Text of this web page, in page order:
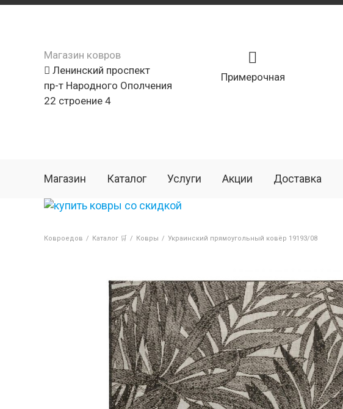
Магазин ковров
Ленинский проспект
пр-т Народного Ополчения
22 строение 4
Примерочная
Магазин Каталог Услуги Акции Доставка
Ковроедов / Каталог 🛒 / Ковры / Украинский прямоугольный ковёр 19193/08